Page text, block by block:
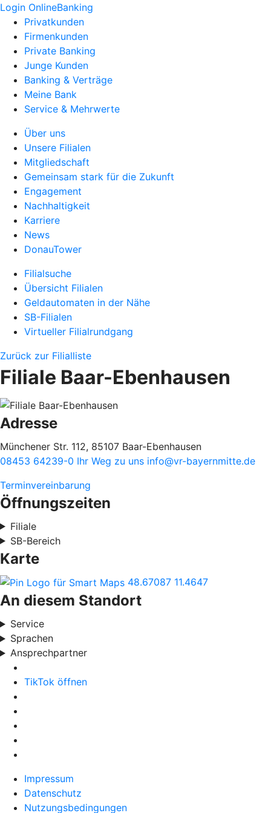
Login OnlineBanking
Privatkunden
Firmenkunden
Private Banking
Junge Kunden
Banking & Verträge
Meine Bank
Service & Mehrwerte
Über uns
Unsere Filialen
Mitgliedschaft
Gemeinsam stark für die Zukunft
Engagement
Nachhaltigkeit
Karriere
News
DonauTower
Filialsuche
Übersicht Filialen
Geldautomaten in der Nähe
SB-Filialen
Virtueller Filialrundgang
Zurück zur Filialliste
Filiale Baar-Ebenhausen
Adresse
Münchener Str. 112, 85107 Baar-Ebenhausen
08453 64239-0 Ihr Weg zu uns info@vr-bayernmitte.de
Terminvereinbarung
Öffnungszeiten
Filiale
SB-Bereich
Karte
48.67087 11.4647
An diesem Standort
Service
Sprachen
Ansprechpartner
TikTok öffnen
Impressum
Datenschutz
Nutzungsbedingungen